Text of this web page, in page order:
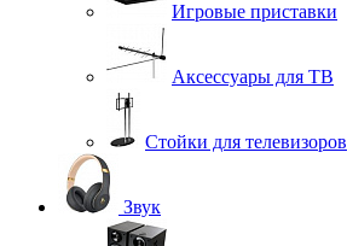
Игровые приставки
Аксессуары для ТВ
Стойки для телевизоров
Звук